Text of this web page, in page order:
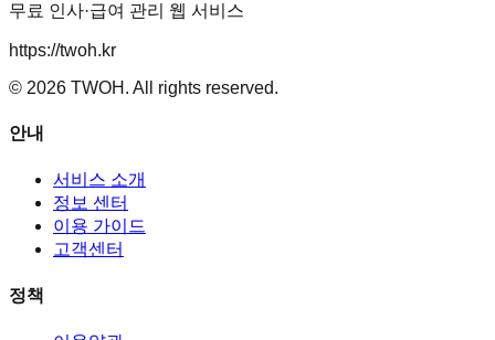
무료 인사·급여 관리 웹 서비스
https://twoh.kr
© 2026 TWOH. All rights reserved.
안내
서비스 소개
정보 센터
이용 가이드
고객센터
정책